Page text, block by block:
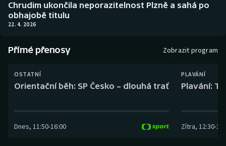
Biatlon
Box
Curling
Florbal
Aplikace ČT sport
Chrudim ukončila neporazitelnost Plzně a sahá po
obhajobě titulu
22. 4. 2026
Přímé přenosy Zobrazit program
OSTATNÍ
Orientační běh: SP Česko – dlouhá trať
Dnes, 11:50-16:00
PLAVÁNÍ
Plavání:
Zítra, 12:30-